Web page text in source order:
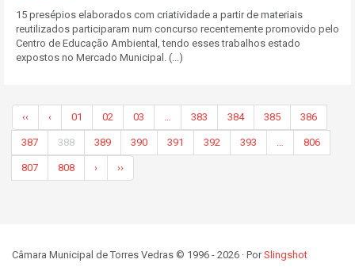
15 presépios elaborados com criatividade a partir de materiais
reutilizados participaram num concurso recentemente promovido pelo
Centro de Educação Ambiental, tendo esses trabalhos estado
expostos no Mercado Municipal. (...)
‹‹ ‹ 01 02 03 383 384 385 386
387 388 389 390 391 392 393 806
807 808 › ››
Câmara Municipal de Torres Vedras © 1996 - 2026 · PorSlingshot